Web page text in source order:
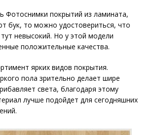
Фотоснимки покрытий из ламината,
бук, то можно удостовериться, что
невысокий. Но у этой модели
положительные качества.
ярких видов покрытия.
пола зрительно делает шире
света, благодаря этому
лучше подойдет для сегодняшних